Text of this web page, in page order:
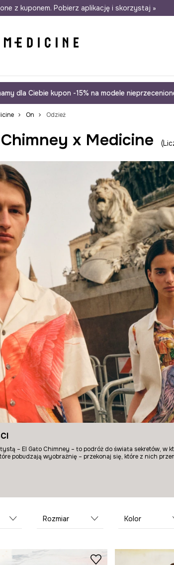
Darmowa dostawa do salonów 30 dni na
z kuponem. Pobierz aplikację i skorzystaj »
dla Ciebie kupon -15% na modele
On Odzież
x Medicine
– El Gato Chimney – to podróż do świata sekretów,
pobudzają wyobraźnię – przekonaj się, które z nich
Rozmiar Kolor